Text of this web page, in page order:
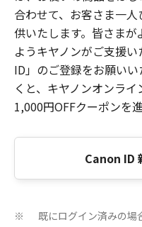
合わせて、お客さま一
供いたします。皆さま
ようキヤノンがご支援
ID」のご登録をお願い
くと、キヤノンオンラ
1,000円OFFクーポンを
Canon ID
※ 既にログイン済みの場